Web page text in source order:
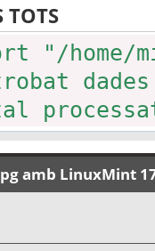
TOTS
"/home/
dades
amb LinuxMint